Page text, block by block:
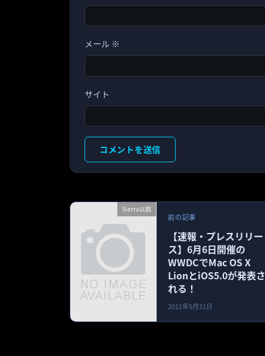
メール ※
サイト
Sierra以前
前の記事
【速報・プレスリリー
ス】6月6日開催の
WWDCでMac OS X
LionとiOS5.0が発表さ
れる！
2011年5月31日